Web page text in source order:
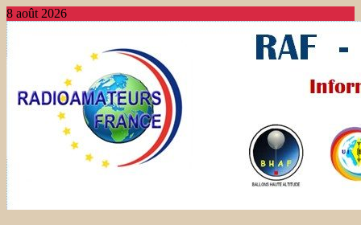
8 août 2026